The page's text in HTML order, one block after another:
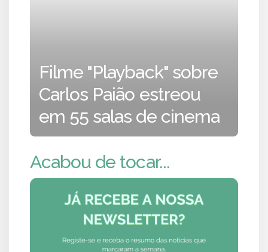
Filme "Playback" sobre
Carlos Paião estreou
em 55 salas de cinema
Acabou de tocar...